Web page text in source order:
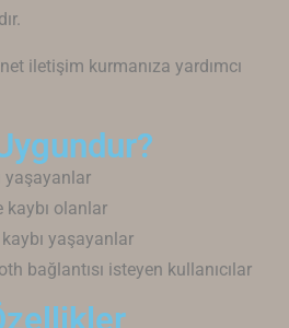
iletişim kurmanıza yardımcı
yaşayanlar
kaybı olanlar
yaşayanlar
bağlantısı isteyen kullanıcılar